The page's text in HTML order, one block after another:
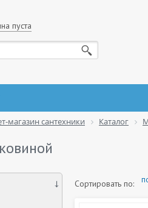
пуста
магазин сантехники Каталог
Сортировать по: